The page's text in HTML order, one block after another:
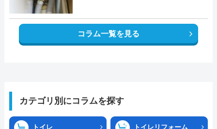
コラム一覧を見る
カテゴリ別にコラムを探す
トイレ トイレリフォーム